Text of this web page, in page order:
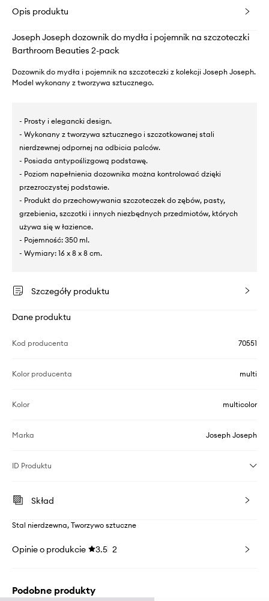
Opis produktu
Joseph Joseph dozownik do mydła i pojemnik na szczoteczki
Barthroom Beauties 2-pack
Dozownik do mydła i pojemnik na szczoteczki z kolekcji Joseph Joseph.
Model wykonany z tworzywa sztucznego.
- Prosty i elegancki design.
- Wykonany z tworzywa sztucznego i szczotkowanej stali
nierdzewnej odpornej na odbicia palców.
- Posiada antypoślizgową podstawę.
- Poziom napełnienia dozownika można kontrolować dzięki
przezroczystej podstawie.
- Produkt do przechowywania szczoteczek do zębów, pasty,
grzebienia, szczotki i innych niezbędnych przedmiotów, których
używa się w łazience.
- Pojemność: 350 ml.
- Wymiary: 16 x 8 x 8 cm.
Szczegóły produktu
Dane produktu
Kod producenta 70551
Kolor producenta multi
Kolor multicolor
Marka Joseph Joseph
ID Produktu
Skład
Stal nierdzewna, Tworzywo sztuczne
Opinie o produkcie 3.5 2
Podobne produkty